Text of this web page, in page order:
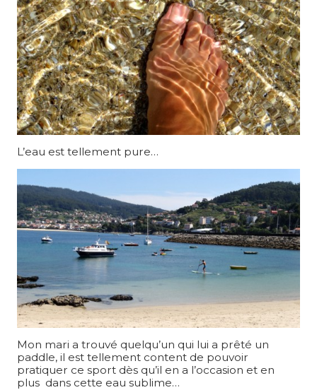
L’eau est tellement pure…
Mon mari a trouvé quelqu’un qui lui a prêté un
paddle, il est tellement content de pouvoir
pratiquer ce sport dès qu’il en a l’occasion et en
plus dans cette eau sublime…